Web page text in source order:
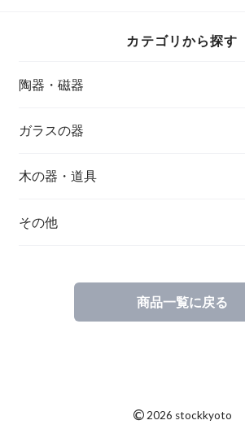
カテゴリから探す
陶器・磁器
作り手から選ぶ
器の種類から選ぶ
ガラスの器
作り手から選ぶ
器の種類から選ぶ
木の器・道具
作り手から選ぶ
その他
商品一覧に戻る
© 2026 stockkyoto